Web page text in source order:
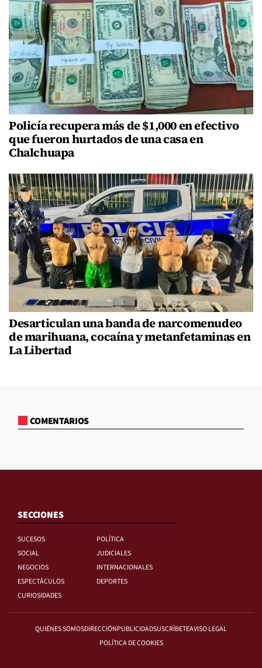
Policía recupera más de $1,000 en efectivo
que fueron hurtados de una casa en
Chalchuapa
Desarticulan una banda de narcomenudeo
de marihuana, cocaína y metanfetaminas en
La Libertad
COMENTARIOS
SECCIONES
SUCESOS
POLÍTICA
SOCIAL
JUDICIALES
NEGOCIOS
INTERNACIONALES
ESPECTÁCULOS
DEPORTES
CURIOSIDADES
QUIÉNES SOMOSDIRECCIÓNPUBLICIDADSUSCRÍBETEAVISO LEGAL
POLÍTICA DE COOKIES